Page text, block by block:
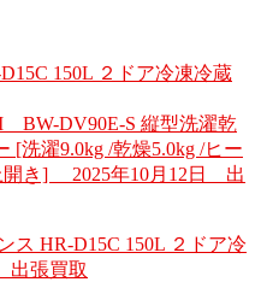
150L ２ドア冷凍冷蔵
DV90E-S 縦型洗濯乾
[洗濯9.0kg /乾燥5.0kg /ヒー
開き] 2025年10月12日 出
ス HR-D15C 150L ２ドア冷
張買取